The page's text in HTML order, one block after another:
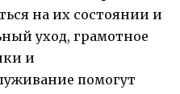
на их состоянии и
уход, грамотное
и
помогут